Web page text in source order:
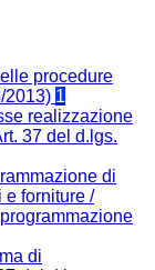
procedure
2013) 1
realizzazione
37 del d.lgs.
di
e forniture /
di